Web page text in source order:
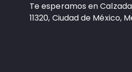
Te esperamos en
11320, Ciudad de México,